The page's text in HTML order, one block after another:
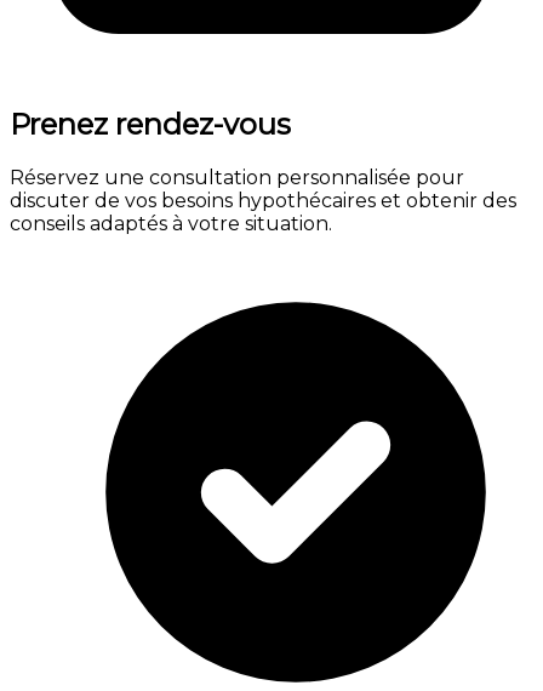
Prenez rendez-vous
Réservez une consultation personnalisée pour
discuter de vos besoins hypothécaires et obtenir des
conseils adaptés à votre situation.